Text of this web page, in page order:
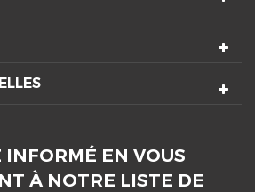
INFORMÉ EN VOUS
À NOTRE LISTE DE